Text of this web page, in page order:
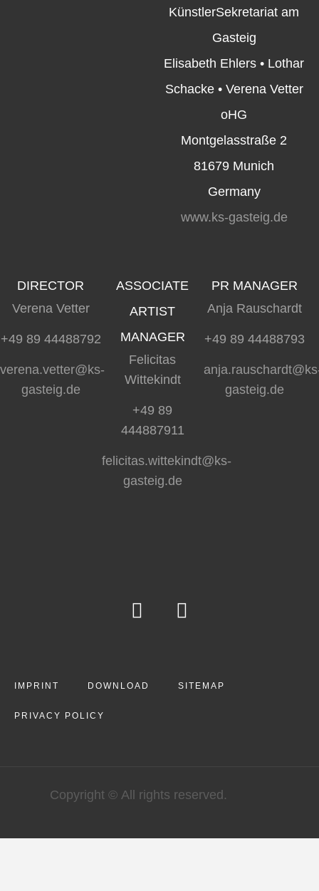
KünstlerSekretariat am
Gasteig
Elisabeth Ehlers • Lothar
Schacke • Verena Vetter
oHG
Montgelasstraße 2
81679 Munich
Germany
www.ks-gasteig.de
DIRECTOR
Verena Vetter
+49 89 44488792
verena.vetter@ks-
gasteig.de
ASSOCIATE
ARTIST
MANAGER
Felicitas
Wittekindt
+49 89
444887911
felicitas.wittekindt@ks-
gasteig.de
PR MANAGER
Anja Rauschardt
+49 89 44488793
gasteig.de
IMPRINT DOWNLOAD SITEMAP
PRIVACY POLICY
Copyright © All rights reserved.